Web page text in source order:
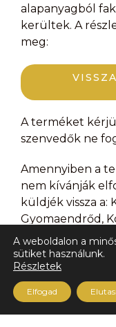
A weboldalon a
sütiket használunk.
Részletek
Elfogad
alapanyagból
kerültek. A
meg:
A terméket
szenvedők ne
Amennyiben a
nem kívánják
küldjék vissza a:
Gyomaendrőd,
Kérjük, adják
bankszámla
visszajuttatjuk!
A